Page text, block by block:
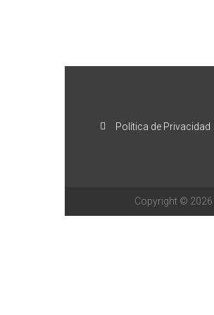
Política de Privacidad
Copyright © 2026